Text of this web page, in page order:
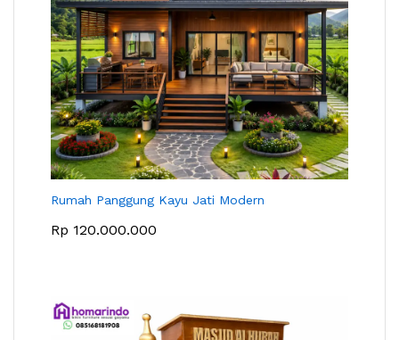
Rumah Panggung Kayu Jati Modern
Rp 120.000.000